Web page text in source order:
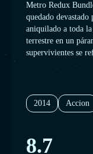
Metro Redux
quedado
aniquilado a toda
terrestre en un
supervivientes se
Moscú, y la
crecido bajo el
metro luchan por
mutantes que
2014 Accion
8.7